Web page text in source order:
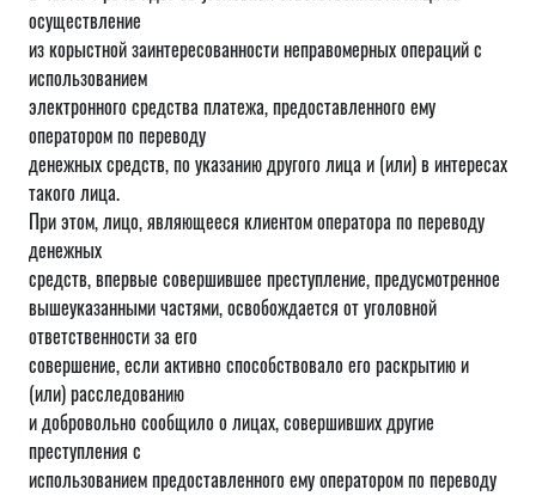
осуществление
из корыстной заинтересованности неправомерных операций с
использованием
электронного средства платежа, предоставленного ему
оператором по переводу
денежных средств, по указанию другого лица и (или) в интересах
такого лица.
При этом, лицо, являющееся клиентом оператора по переводу
денежных
средств, впервые совершившее преступление, предусмотренное
вышеуказанными частями, освобождается от уголовной
ответственности за его
совершение, если активно способствовало его раскрытию и
(или) расследованию
и добровольно сообщило о лицах, совершивших другие
преступления с
использованием предоставленного ему оператором по переводу